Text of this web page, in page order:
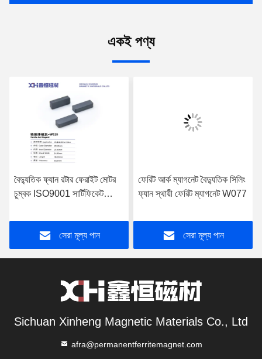
একই পণ্য
বৈদ্যুতিক ফ্যান রটার ফেরাইট মোটর
চুম্বক ISO9001 সার্টিফিকেট
সেরা মূল্য পান
ফেরিট আর্ক ম্যাগনেট বৈদ্যুতিক সিলিং
ফ্যান স্থায়ী ফেরিট ম্যাগনেট W077
সেরা মূল্য পান
Sichuan Xinheng Magnetic Materials Co., Ltd
afra@permanentferritemagnet.com